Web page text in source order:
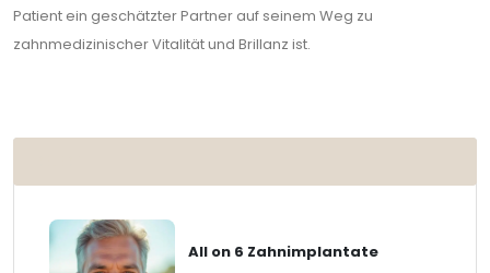
All on 6 Zahnimplantate
Patient ein geschätzter Partner auf seinem Weg zu
zahnmedizinischer Vitalität und Brillanz ist.